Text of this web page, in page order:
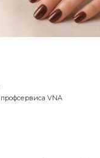
VNA